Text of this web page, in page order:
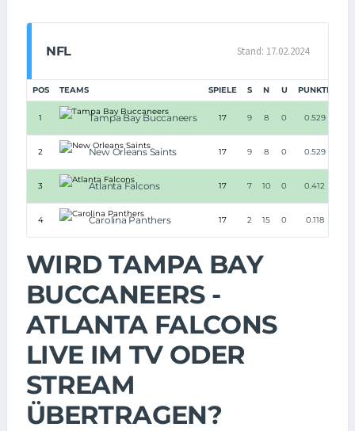
NFL Stand: 17.02.2024
POS TEAMS SPIELE S N U PUNKTE
1 Tampa Bay Buccaneers 17 9 8 0 0.529
2 New Orleans Saints 17 9 8 0 0.529
3 Atlanta Falcons 17 7 10 0 0.412
4 Carolina Panthers 17 2 15 0 0.118
WIRD TAMPA BAY
BUCCANEERS -
ATLANTA FALCONS
LIVE IM TV ODER
STREAM
ÜBERTRAGEN?